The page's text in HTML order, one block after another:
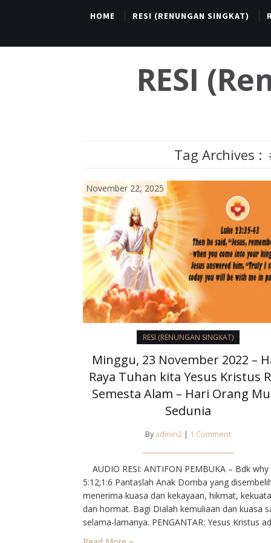
HOME RESI (RENUNGAN SINGKAT)
RESI
Tag Archives :
November 22, 2025
RESI (RENUNGAN SINGKAT)
Minggu, 23 November 2022 –
Raya Tuhan kita Yesus Kristus
Semesta Alam – Hari Orang
Sedunia
By admin2 | 1 Comment
AUDIO RESI: ANTIFON PEMBUKA – Bdk why
5:12;1:6 Pantaslah Anak Domba yang
menerima kuasa dan kekayaan, hikmat,
dan hormat. Bagi Dialah kemuliaan dan kuasa
selama-lamanya. PENGANTAR: Yesus Kristus
orang benar yang harus menderita demi